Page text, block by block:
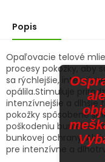
hviezdičiek.
Popis
Opaľovacie telové
procesy pokožky, aby
sa rýchlejšie,
opálila.Stimuluje
intenzívnejšie a dlhšie
pokožky spôsobené
poškodeniu buniek
bunkovej ochrany.
pre intenzívne a